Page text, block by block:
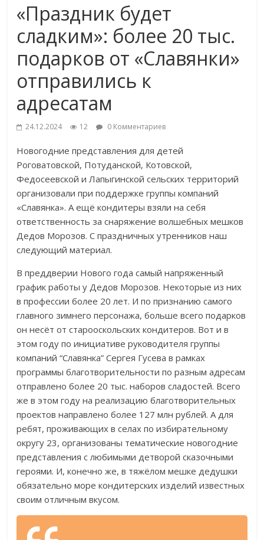
«Праздник будет
сладким»: более 20 тыс.
подарков от «Славянки»
отправились к
адресатам
24.12.2024 12 0 Комментариев
Новогодние представления для детей
Роговатовской, Потуданской, Котовской,
Федосеевской и Лапыгинской сельских территорий
организовали при поддержке группы компаний
«Славянка». А ещё кондитеры взяли на себя
ответственность за снаряжение волшебных мешков
Дедов Морозов. С праздничных утренников наш
следующий материал.
В преддверии Нового года самый напряженный
график работы у Дедов Морозов. Некоторые из них
в профессии более 20 лет. И по признанию самого
главного зимнего персонажа, больше всего подарков
он несёт от старооскольских кондитеров. Вот и в
этом году по инициативе руководителя группы
компаний “Славянка” Сергея Гусева в рамках
программы благотворительности по разным адресам
отправлено более 20 тыс. наборов сладостей. Всего
же в этом году на реализацию благотворительных
проектов направлено более 127 млн рублей. А для
ребят, проживающих в селах по избирательному
округу 23, организованы тематические новогодние
представления с любимыми детворой сказочными
героями. И, конечно же, в тяжёлом мешке дедушки
обязательно море кондитерских изделий известных
своим отличным вкусом.